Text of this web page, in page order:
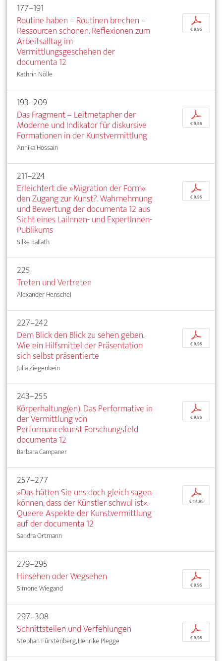
177–191
Routine haben – Routinen brechen –
Ressourcen schonen. Reflexionen zum
Arbeitsalltag im
Vermittlungsgeschehen der
documenta 12
Kathrin Nölle
p
€ 9,95
193–209
Das Fragment – Leitmetapher der
Moderne und Indikator für diskursive
Formationen in der Kunstvermittlung
Annika Hossain
p
€ 9,95
211–224
Erleichtert die »Migration der Form«
den Zugang zur Kunst?. Wahrnehmung
und Bewertung der documenta 12 aus
Sicht eines LaiInnen- und ExpertInnen-
Publikums
Silke Ballath
p
€ 9,95
225
Treten und Vertreten
Alexander Henschel
227–242
Dem Blick den Blick zu sehen geben.
Wie ein Hilfsmittel der Präsentation
sich selbst präsentierte
Julia Ziegenbein
p
€ 9,95
243–255
Körperhaltung(en). Das Performative in
der Vermittlung von
Performancekunst Forschungsfeld
documenta 12
Barbara Campaner
p
€ 9,95
257–277
»Das hätten Sie uns doch gleich sagen
können, dass der Künstler schwul ist«.
Queere Aspekte der Kunstvermittlung
auf der documenta 12
Sandra Ortmann
p
€ 14,95
279–295
Hinsehen oder Wegsehen
Simone Wiegand
p
€ 9,95
297–308
Schnittstellen und Verfehlungen
Stephan Fürstenberg, Henrike Plegge
p
€ 9,95